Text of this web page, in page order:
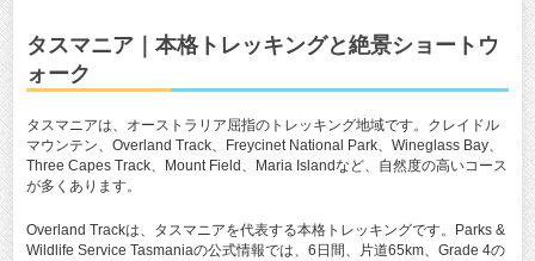
タスマニア｜本格トレッキングと絶景ショートウ
ォーク
タスマニアは、オーストラリア屈指のトレッキング地域です。クレイドル
マウンテン、Overland Track、Freycinet National Park、Wineglass Bay、
Three Capes Track、Mount Field、Maria Islandなど、自然度の高いコース
が多くあります。
Overland Trackは、タスマニアを代表する本格トレッキングです。Parks &
Wildlife Service Tasmaniaの公式情報では、6日間、片道65km、Grade 4の